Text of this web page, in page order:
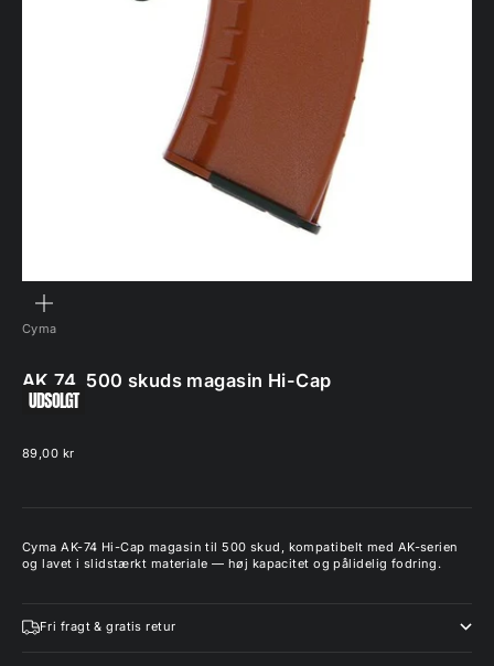
Cyma
AK 74, 500 skuds magasin Hi-Cap
UDSOLGT
Salgspris
89,00 kr
Cyma AK-74 Hi-Cap magasin til 500 skud, kompatibelt med AK-serien
og lavet i slidstærkt materiale — høj kapacitet og pålidelig fodring.
Fri fragt & gratis retur